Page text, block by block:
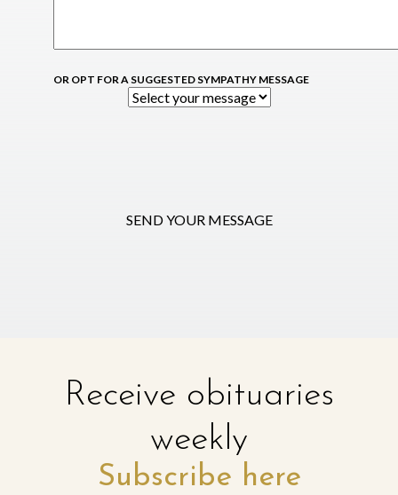
OR OPT FOR A SUGGESTED SYMPATHY MESSAGE
SEND YOUR MESSAGE
Receive obituaries
weekly
Subscribe here